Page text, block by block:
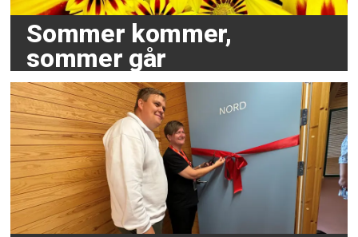
Sommer kommer,
sommer går